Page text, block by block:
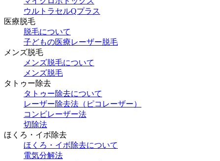
ウルトラセルQプラス
医療脱毛
脱毛について
子どもの医療レーザー脱毛
メンズ脱毛
メンズ脱毛について
メンズ脱毛
タトゥー除去
タトゥー除去について
レーザー除去法（ピコレーザー）
コンビレーザー法
切除法
ほくろ・イボ除去
ほくろ・イボ除去について
電気分解法